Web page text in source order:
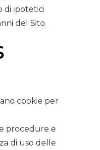
di ipotetici
del Sito.
cookie per
procedure e
di uso delle